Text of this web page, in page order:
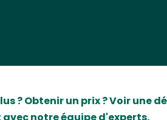
? Obtenir un prix ? Voir une